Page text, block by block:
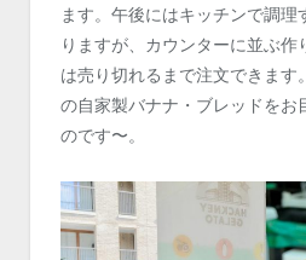
ます。午後にはキッチンで調理
りますが、カウンターに並ぶ作
は売り切れるまで注文できます
の自家製バナナ・ブレッドをお
のです〜。